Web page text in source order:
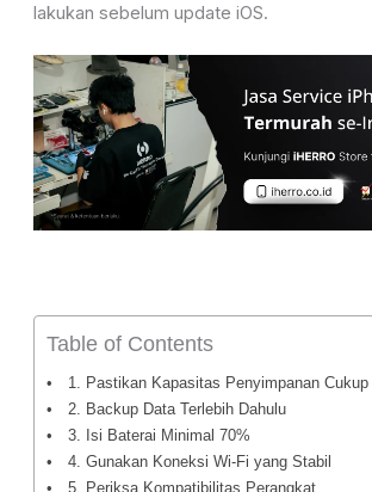
lakukan sebelum update iOS.
Table of Contents
1. Pastikan Kapasitas Penyimpanan Cukup
2. Backup Data Terlebih Dahulu
3. Isi Baterai Minimal 70%
4. Gunakan Koneksi Wi-Fi yang Stabil
5. Periksa Kompatibilitas Perangkat